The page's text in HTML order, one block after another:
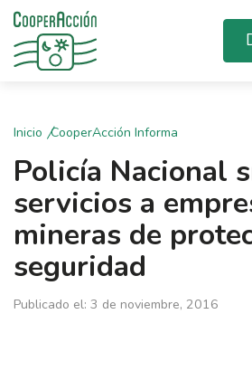
Inicio CooperAcción Informa
Policía Nacional
servicios a
mineras de
seguridad
Publicado el: 3 de noviembre, 2016